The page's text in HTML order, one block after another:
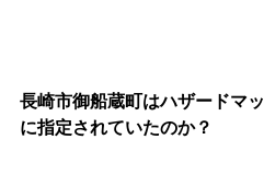
長崎市御船蔵町はハザードマ
に指定されていたのか？